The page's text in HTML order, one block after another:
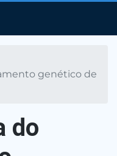
genético de
do